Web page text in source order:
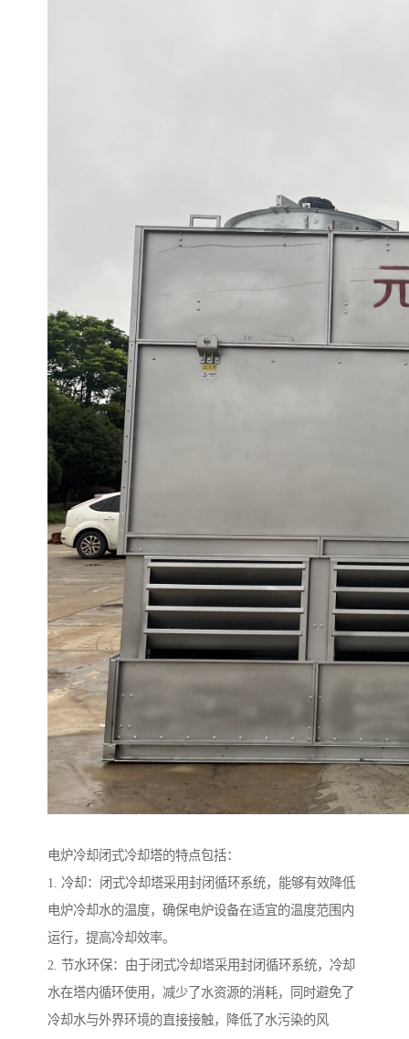
电炉冷却闭式冷却塔的特点包括：
1. 冷却：闭式冷却塔采用封闭循环系统，能够有效降低
电炉冷却水的温度，确保电炉设备在适宜的温度范围内
运行，提高冷却效率。
2. 节水环保：由于闭式冷却塔采用封闭循环系统，冷却
水在塔内循环使用，减少了水资源的消耗，同时避免了
冷却水与外界环境的直接接触，降低了水污染的风